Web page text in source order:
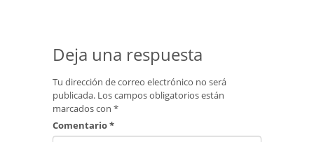
Deja una respuesta
Tu dirección de correo electrónico no será
publicada. Los campos obligatorios están
marcados con *
Comentario*